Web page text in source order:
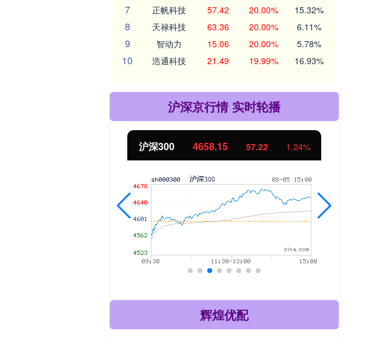
7 正帆科技 57.42 20.00% 15.32%
8 天禄科技 63.36 20.00% 6.11%
9 智动力 15.06 20.00% 5.78%
10 浩通科技 21.49 19.99% 16.93%
沪深京行情 实时轮播
沪深300 4658.15 57.22 1.24%
辉煌优配